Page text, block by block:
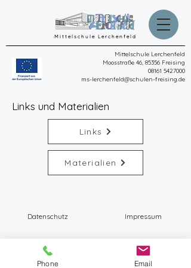
Mittelschule Lerchenfeld
Moosstraße 46, 85356 Freising
08161 5427000
ms-lerchenfeld@schulen-freising.de
Mittelschule Lerchenfeld
Links und Materialien
Links
Materialien
Datenschutz Impressum
Phone Email